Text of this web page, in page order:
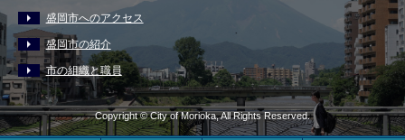
盛岡市へのアクセス
盛岡市の紹介
市の組織と職員
Copyright © City of Morioka, All Rights Reserved.